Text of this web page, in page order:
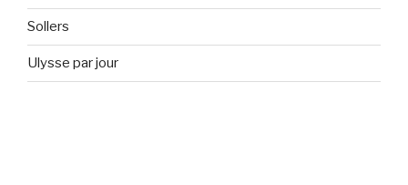
Sollers
Ulysse par jour